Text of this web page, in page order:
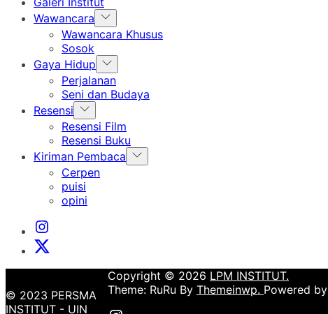
Wawancara Show
sub
Wawancara Khusus
Sosok
Gaya Hidup Show
sub
menu
Perjalanan
Seni dan Budaya
Resensi Show
sub
menu
Resensi Film
Resensi Buku
Kiriman Pembaca Show
sub
Cerpen
puisi
opini
Instagram
Institut
X
© 2023 PERSMA
INSTITUT - UIN
Copyright © 2026 LPM INSTITUT.
Theme: RuRu By Themeinwp. Powered by